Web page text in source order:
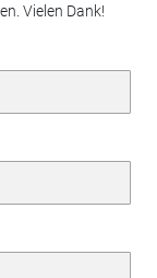
Vielen Dank!